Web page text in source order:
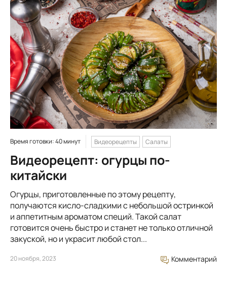
Время готовки: 40 минут Видеорецепты Салаты
Видеорецепт: огурцы по-
китайски
Огурцы, приготовленные по этому рецепту,
получаются кисло-сладкими с небольшой остринкой
и аппетитным ароматом специй. Такой салат
готовится очень быстро и станет не только отличной
закуской, но и украсит любой стол...
20 ноября, 2023 Комментарий